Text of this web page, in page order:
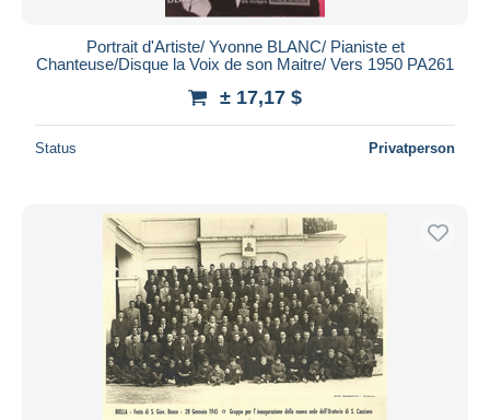
Portrait d'Artiste/ Yvonne BLANC/ Pianiste et
Chanteuse/Disque la Voix de son Maitre/ Vers 1950 PA261
± 17,17 $
Status Privatperson